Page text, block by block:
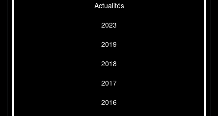
Actualités
2023
2019
2018
2017
2016